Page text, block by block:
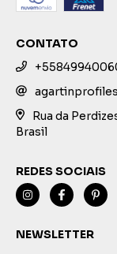
CONTATO
Rua da
Brasil
REDES SOCIAIS
NEWSLETTER